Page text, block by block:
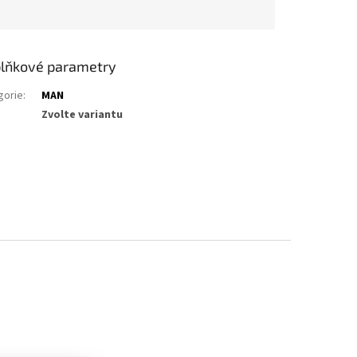
parametry
:
MAN
Zvolte variantu